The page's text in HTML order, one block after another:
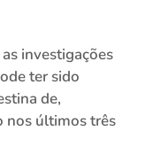
investigações
ter sido
de,
nos últimos três